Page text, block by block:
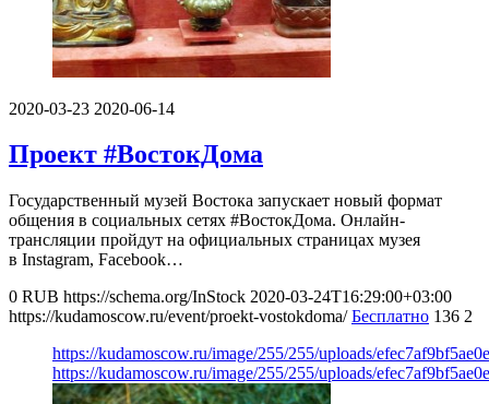
2020-03-23 2020-06-14
Проект #ВостокДома
Государственный музей Востока запускает новый формат
общения в социальных сетях #ВостокДома. Онлайн-
трансляции пройдут на официальных страницах музея
в Instagram, Facebook…
0 RUB https://schema.org/InStock 2020-03-24T16:29:00+03:00
https://kudamoscow.ru/event/proekt-vostokdoma/ Бесплатно 136 2
https://kudamoscow.ru/image/255/255/uploads/
https://kudamoscow.ru/image/255/255/uploads/